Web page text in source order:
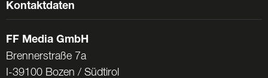
Kontaktdaten
FF Media GmbH
Brennerstraße 7a
I-39100 Bozen / Südtirol